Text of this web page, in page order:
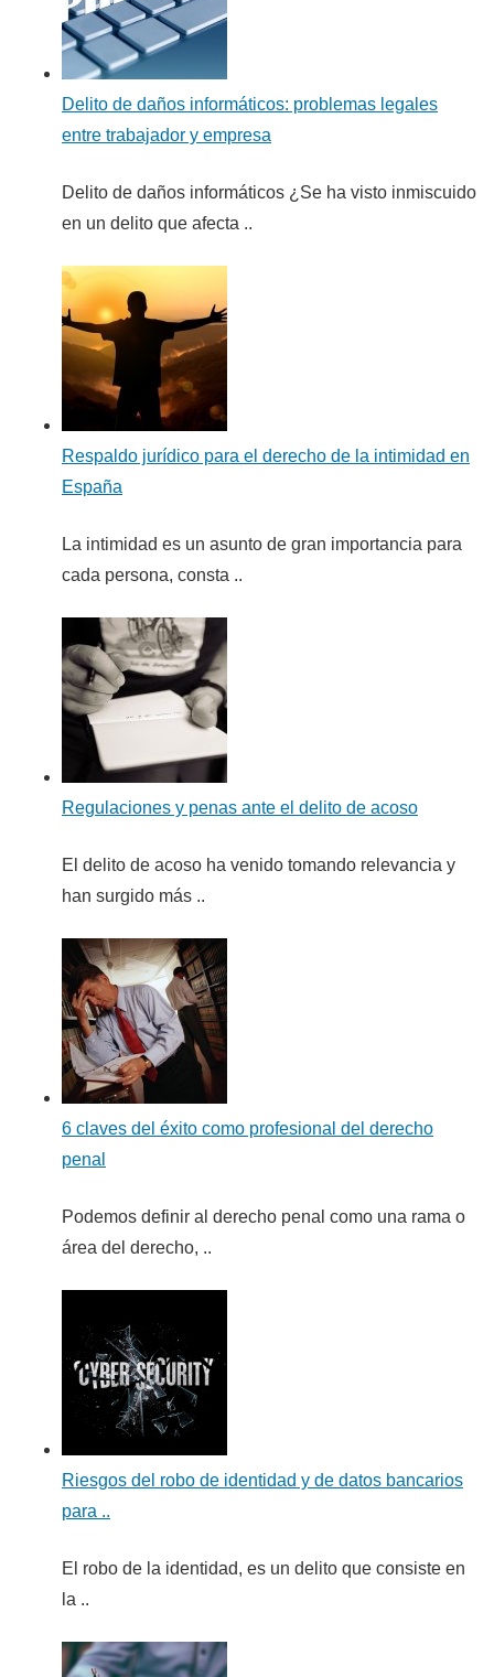
Delito de daños informáticos: problemas legales
entre trabajador y empresa
Delito de daños informáticos ¿Se ha visto inmiscuido
en un delito que afecta ..
Respaldo jurídico para el derecho de la intimidad en
España
La intimidad es un asunto de gran importancia para
cada persona, consta ..
Regulaciones y penas ante el delito de acoso
El delito de acoso ha venido tomando relevancia y
han surgido más ..
6 claves del éxito como profesional del derecho
penal
Podemos definir al derecho penal como una rama o
área del derecho, ..
Riesgos del robo de identidad y de datos bancarios
para ..
El robo de la identidad, es un delito que consiste en
la ..